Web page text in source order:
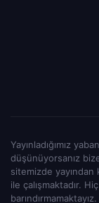
Yayınladığımız
düşünüyorsanız
sitemizde yayından
ile çalışmaktadır.